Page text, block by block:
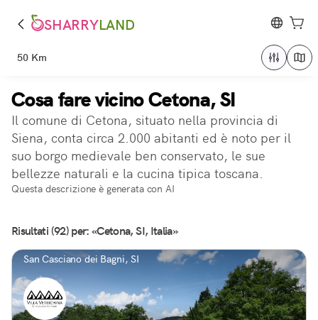
SHARRYLAND
50 Km
Cosa fare vicino Cetona, SI
Il comune di Cetona, situato nella provincia di
Siena, conta circa 2.000 abitanti ed è noto per il
suo borgo medievale ben conservato, le sue
bellezze naturali e la cucina tipica toscana.
Questa descrizione è generata con AI
Risultati (92) per: «Cetona, SI, Italia»
San Casciano dei Bagni, SI